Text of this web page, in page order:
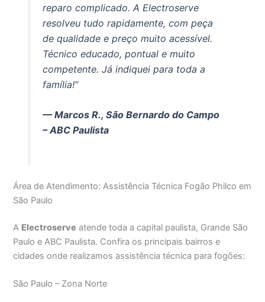
reparo complicado. A Electroserve
resolveu tudo rapidamente, com peça
de qualidade e preço muito acessível.
Técnico educado, pontual e muito
competente. Já indiquei para toda a
família!”
— Marcos R., São Bernardo do Campo
– ABC Paulista
Área de Atendimento: Assistência Técnica Fogão Philco em
São Paulo
A Electroserve atende toda a capital paulista, Grande São
Paulo e ABC Paulista. Confira os principais bairros e
cidades onde realizamos assistência técnica para fogões:
São Paulo – Zona Norte